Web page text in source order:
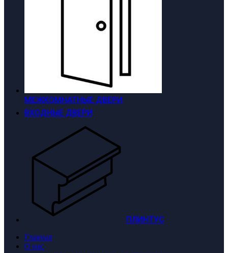
МЕЖКОМНАТНЫЕ ДВЕРИ
ВХОДНЫЕ ДВЕРИ
ПЛИНТУС
Главная
О нас